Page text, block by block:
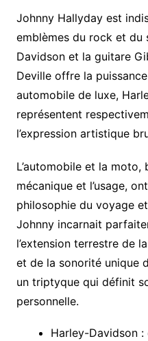
Johnny Hallyday est
emblèmes du rock et du
Davidson et la guitare
Deville offre la
automobile de luxe,
représentent
l’expression artistique
L’automobile et la
mécanique et l’usage,
philosophie du voyage
Johnny incarnait
l’extension terrestre de
et de la sonorité unique
un triptyque qui définit
personnelle.
Harley-Davidson